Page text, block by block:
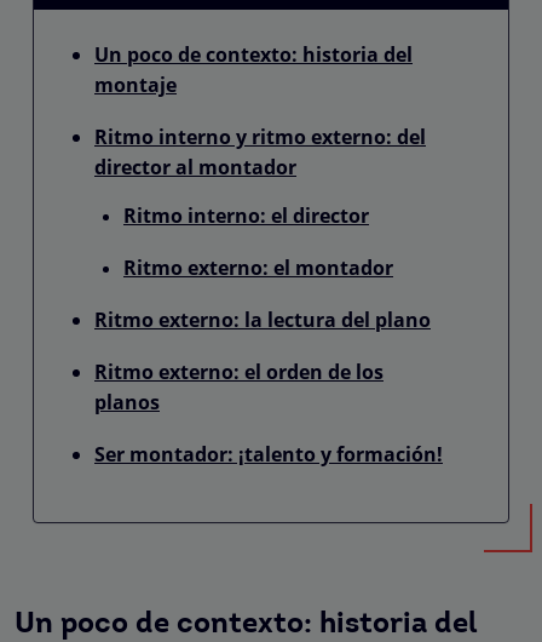
Un poco de contexto: historia del
montaje
Ritmo interno y ritmo externo: del
director al montador
Ritmo interno: el director
Ritmo externo: el montador
Ritmo externo: la lectura del plano
Ritmo externo: el orden de los
planos
Ser montador: ¡talento y formación!
Un poco de contexto: historia del